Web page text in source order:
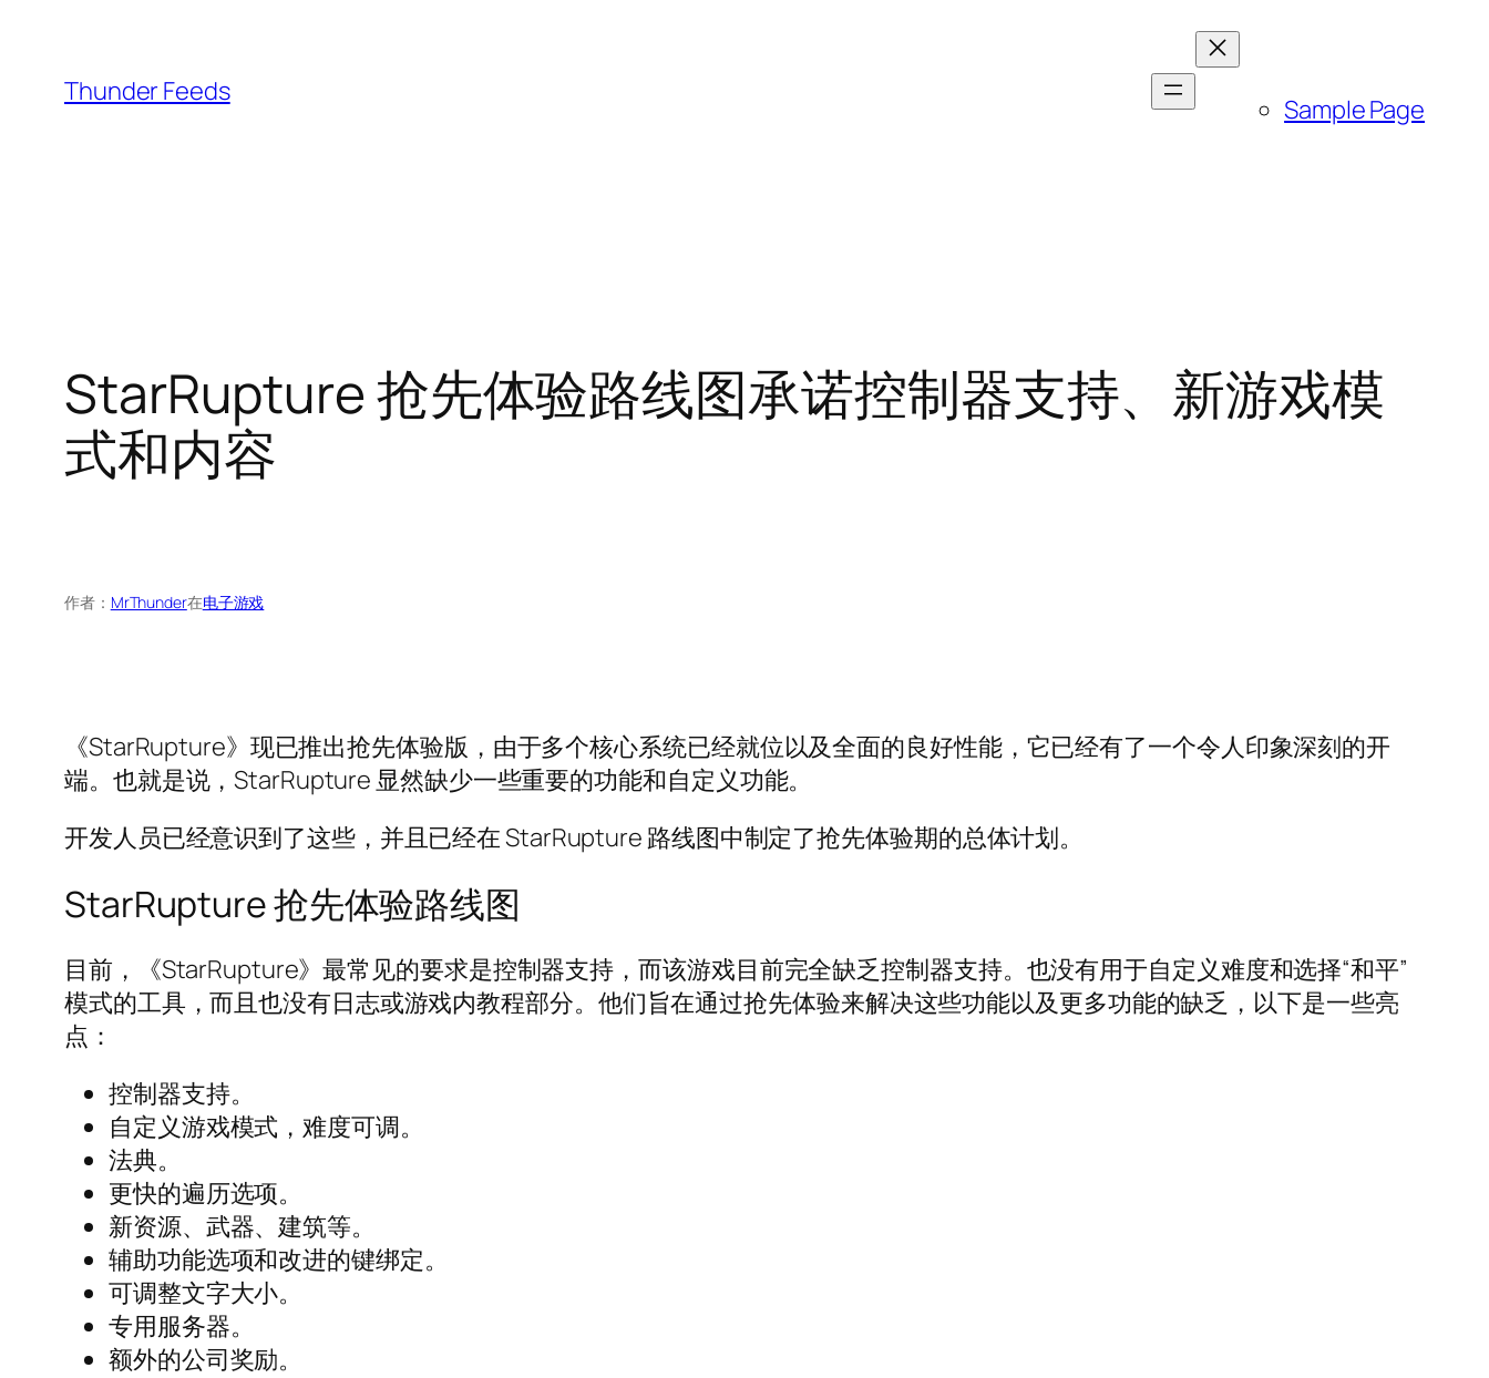
Thunder Feeds
Sample Page
StarRupture 抢先体验路线图承诺控制器支持、新游戏模
式和内容
作者： MrThunder在电子游戏
《StarRupture》现已推出抢先体验版，由于多个核心系统已经就位以及全面的良好性能，它已经有了一个令人印象深刻的开
端。也就是说，StarRupture 显然缺少一些重要的功能和自定义功能。
开发人员已经意识到了这些，并且已经在 StarRupture 路线图中制定了抢先体验期的总体计划。
StarRupture 抢先体验路线图
目前，《StarRupture》最常见的要求是控制器支持，而该游戏目前完全缺乏控制器支持。也没有用于自定义难度和选择“和平”
模式的工具，而且也没有日志或游戏内教程部分。他们旨在通过抢先体验来解决这些功能以及更多功能的缺乏，以下是一些亮
点：
控制器支持。
自定义游戏模式，难度可调。
法典。
更快的遍历选项。
新资源、武器、建筑等。
辅助功能选项和改进的键绑定。
可调整文字大小。
专用服务器。
额外的公司奖励。